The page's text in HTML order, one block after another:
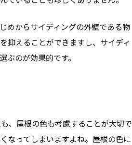
めからサイディングの外壁である物
抑えることができますし、サイディ
のが効果的です。
、屋根の色も考慮することが大切で
なってしまいますよね。屋根の色に